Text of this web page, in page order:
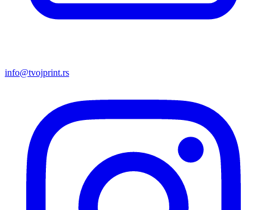
info@tvojprint.rs